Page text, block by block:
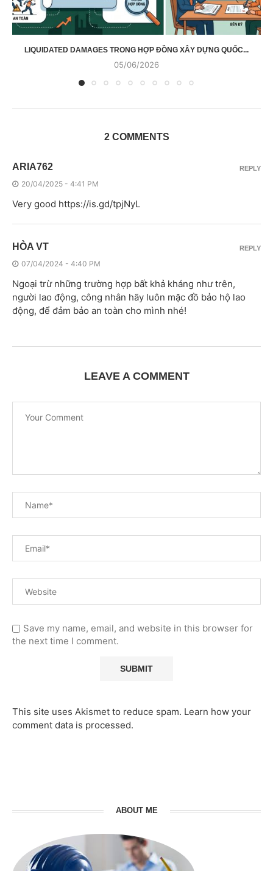
LIQUIDATED DAMAGES TRONG HỢP ĐỒNG XÂY DỰNG QUỐC...
05/06/2026
2 COMMENTS
ARIA762
20/04/2025 - 4:41 PM
Very good https://is.gd/tpjNyL
REPLY
HÒA VT
07/04/2024 - 4:40 PM
Ngoại trừ những trường hợp bất khả kháng như trên,
người lao động, công nhân hãy luôn mặc đồ bảo hộ lao
động, để đảm bảo an toàn cho mình nhé!
REPLY
LEAVE A COMMENT
Save my name, email, and website in this browser for
the next time I comment.
This site uses Akismet to reduce spam. Learn how your
comment data is processed.
ABOUT ME